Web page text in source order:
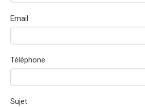
Email
Téléphone
Sujet